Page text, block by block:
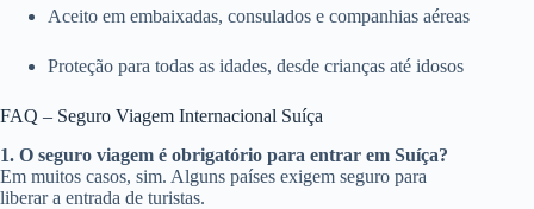
Aceito em embaixadas, consulados e companhias aéreas
Proteção para todas as idades, desde crianças até idosos
FAQ – Seguro Viagem Internacional Suíça
1. O seguro viagem é obrigatório para entrar em Suíça?
Em muitos casos, sim. Alguns países exigem seguro para
liberar a entrada de turistas.